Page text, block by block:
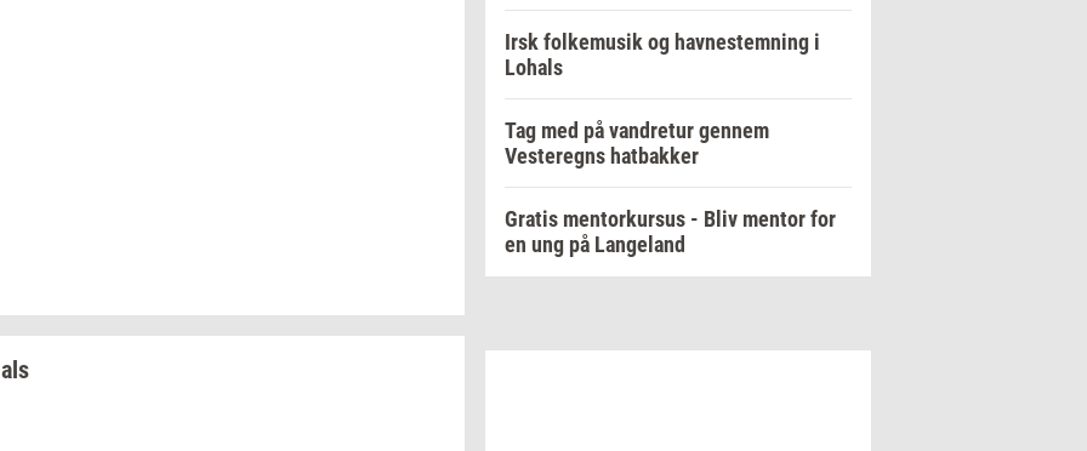
Irsk folkemusik og havnestemning i
Lohals
Tag med på vandretur gennem
Vesteregns hatbakker
Gratis mentorkursus - Bliv mentor for
en ung på Langeland